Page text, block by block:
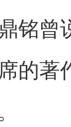
铭曾
的著